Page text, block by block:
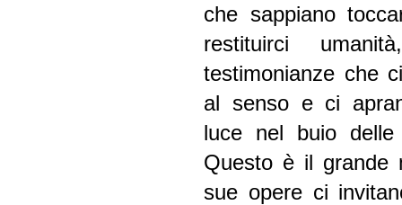
che sappiano
restituirci
testimonianze che
al senso e ci
luce nel buio
Questo è il grande
sue opere ci